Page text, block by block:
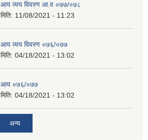
आय व्यय विवरण आ.व ०७७/०७८
मिति: 11/08/2021 - 11:23
आय व्यय विवरण ०७६/०७७
मिति: 04/18/2021 - 13:02
आय ०७६/०७७
मिति: 04/18/2021 - 13:02
अन्य